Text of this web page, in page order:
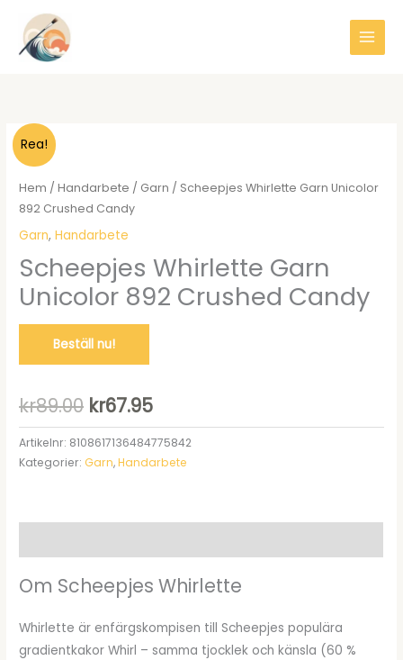
Hoppa
innehåll
Rea!
Hem /Handarbete / Garn / Scheepjes Whirlette Garn Unicolor
892 Crushed Candy
Garn,Handarbete
Scheepjes Whirlette Garn
Unicolor 892 Crushed Candy
Beställ nu!
kr89.00 Det
ursprungliga
priset
kr67.95Det
nuvarande
priset
Artikelnr: 8108617136484775842
Kategorier: Garn,Handarbete
Om Scheepjes Whirlette
Whirlette är enfärgskompisen till Scheepjes populära
gradientkakor Whirl – samma tjocklek och känsla (60 %